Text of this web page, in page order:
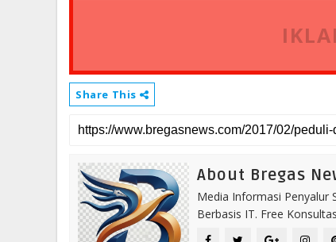
Share This
About Bregas
Media Informasi Penyalur
Berbasis IT. Free